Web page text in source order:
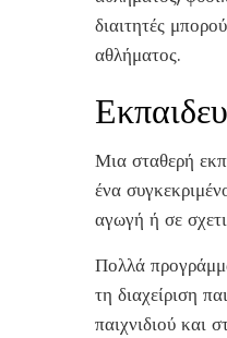
διαιτητές
αθλήματος.
Μια σταθερή
ένα
αγωγή ή σε
Πολλά
τη διαχείριση
παιχνιδιού και